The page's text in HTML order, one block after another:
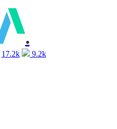
.
17.2k 9.2k